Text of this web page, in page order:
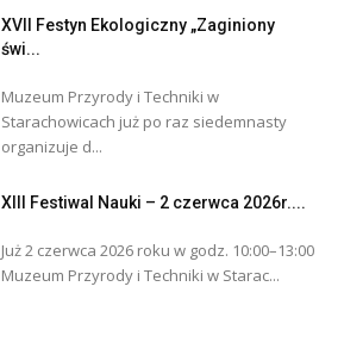
XVII Festyn Ekologiczny „Zaginiony
świ...
Muzeum Przyrody i Techniki w
Starachowicach już po raz siedemnasty
organizuje d...
XIII Festiwal Nauki – 2 czerwca 2026r....
Już 2 czerwca 2026 roku w godz. 10:00–13:00
Muzeum Przyrody i Techniki w Starac...